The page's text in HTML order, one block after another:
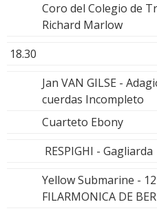
Coro del Colegio de
Richard Marlow
18.30
Jan VAN GILSE -
cuerdas Incompleto
Cuarteto Ebony
RESPIGHI -
Yellow Submarine - 12
FILARMONICA DE